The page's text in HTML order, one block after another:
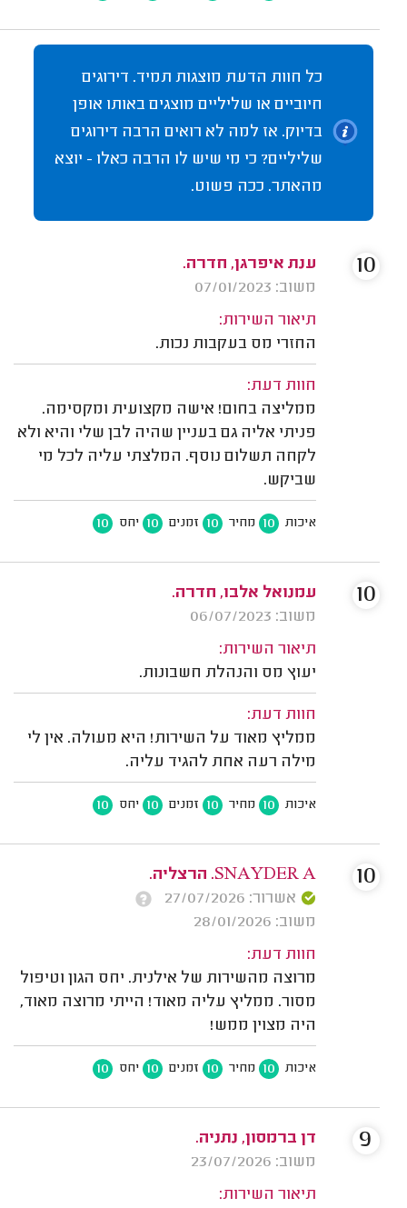
כל חוות הדעת מוצגות תמיד. דירוגים
חיוביים או שליליים מוצגים באותו אופן
בדיוק. אז למה לא רואים הרבה דירוגים
שליליים? כי מי שיש לו הרבה כאלו - יוצא
מהאתר. ככה פשוט.
ענת איפרגן, חדרה.
משוב: 07/01/2023
תיאור השירות:
החזרי מס בעקבות נכות.
חוות דעת:
ממליצה בחום! אישה מקצועית ומקסימה.
פניתי אליה גם בעניין שהיה לבן שלי והיא ולא
לקחה תשלום נוסף. המלצתי עליה לכל מי
שביקש.
איכות 10 מחיר 10 זמנים 10 יחס 10
10
עמנואל אלבו, חדרה.
משוב: 06/07/2023
תיאור השירות:
יעוץ מס והנהלת חשבונות.
חוות דעת:
ממליץ מאוד על השירות! היא מעולה. אין לי
מילה רעה אחת להגיד עליה.
איכות 10 מחיר 10 זמנים 10 יחס 10
10
SNAYDER A. הרצליה.
אשרור: 27/07/2026
משוב: 28/01/2026
חוות דעת:
מרוצה מהשירות של אילנית. יחס הגון וטיפול
מסור. ממליץ עליה מאוד! הייתי מרוצה מאוד,
היה מצוין ממש!
איכות 10 מחיר 10 זמנים 10 יחס 10
10
דן ברמסון, נתניה.
משוב: 23/07/2026
תיאור השירות:
9